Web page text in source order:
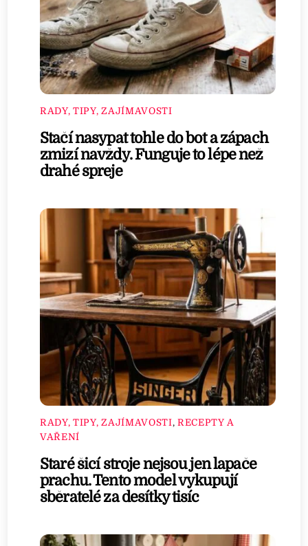
RADY, TIPY, ZAJÍMAVOSTI
Stačí nasypat tohle do bot a zápach
zmizí navždy. Funguje to lépe než
drahé spreje
RADY, TIPY, ZAJÍMAVOSTI, RECEPTY A
VAŘENÍ
Staré šicí stroje nejsou jen lapače
prachu. Tento model vykupují
sběratelé za desítky tisíc